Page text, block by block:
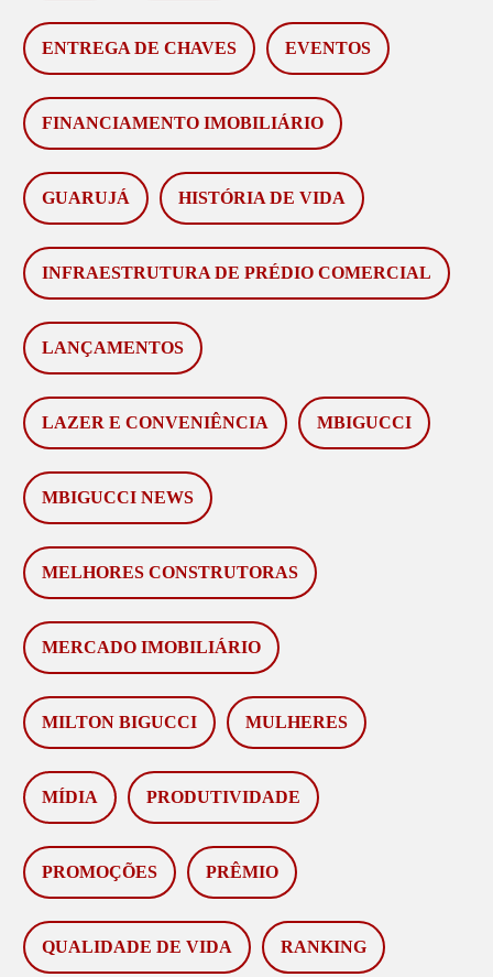
ENTREGA DE CHAVES EVENTOS
FINANCIAMENTO IMOBILIÁRIO
GUARUJÁ HISTÓRIA DE VIDA
INFRAESTRUTURA DE PRÉDIO COMERCIAL
LANÇAMENTOS
LAZER E CONVENIÊNCIA MBIGUCCI
MBIGUCCI NEWS
MELHORES CONSTRUTORAS
MERCADO IMOBILIÁRIO
MILTON BIGUCCI MULHERES
MÍDIA PRODUTIVIDADE
PROMOÇÕES PRÊMIO
QUALIDADE DE VIDA RANKING